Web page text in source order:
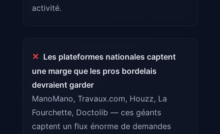
activité.
✕ Les plateformes nationales captent
une marge que les pros bordelais
devraient garder
ManoMano, Travaux.com, Houzz, La
Fourchette, Doctolib — ces géants
captent un flux énorme de demandes